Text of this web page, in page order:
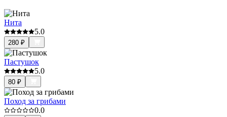
Нита
5.0
280 ₽
Пастушок
5.0
80 ₽
Поход за грибами
0.0